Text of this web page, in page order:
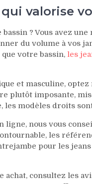
valorise
? Vous avez
du volume à vos
votre bassin, les
et masculine,
plutôt imposante,
les modèles droits
ligne, nous vous
les
pour les
achat, consultez les